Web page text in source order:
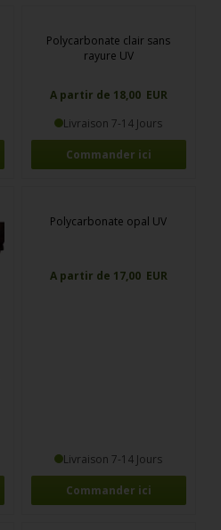
Polycarbonate clair sans
rayure UV
A partir de 18,00 EUR
Livraison 7-14 Jours
Commander ici
Polycarbonate opal UV
A partir de 17,00 EUR
Livraison 7-14 Jours
Commander ici